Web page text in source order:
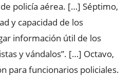
policía aérea. […] Séptimo,
y capacidad de los
información útil de los
y vándalos”. […] Octavo,
para funcionarios policiales.